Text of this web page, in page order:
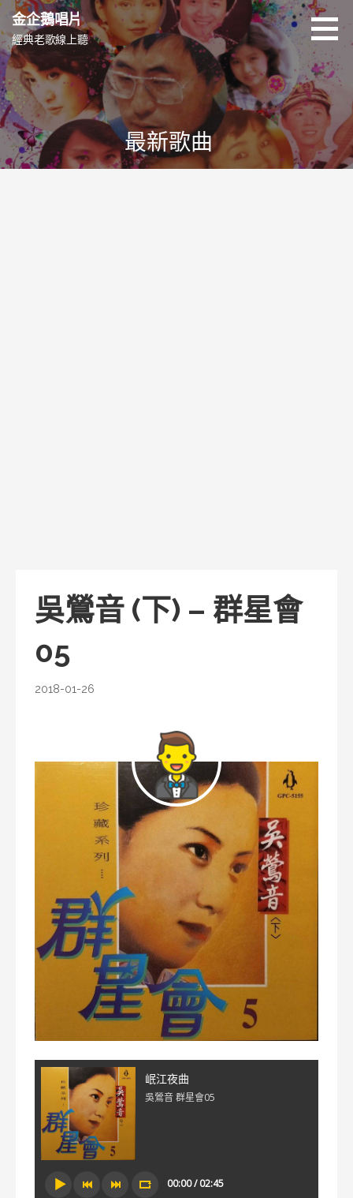
跳
至
主
要
內
容
金企鵝唱片
經典老歌線上聽
最新歌曲
吳鶯音 (下) – 群星會
05
2018-01-26
岷江夜曲
吳鶯音 群星會05
00:00 / 02:45